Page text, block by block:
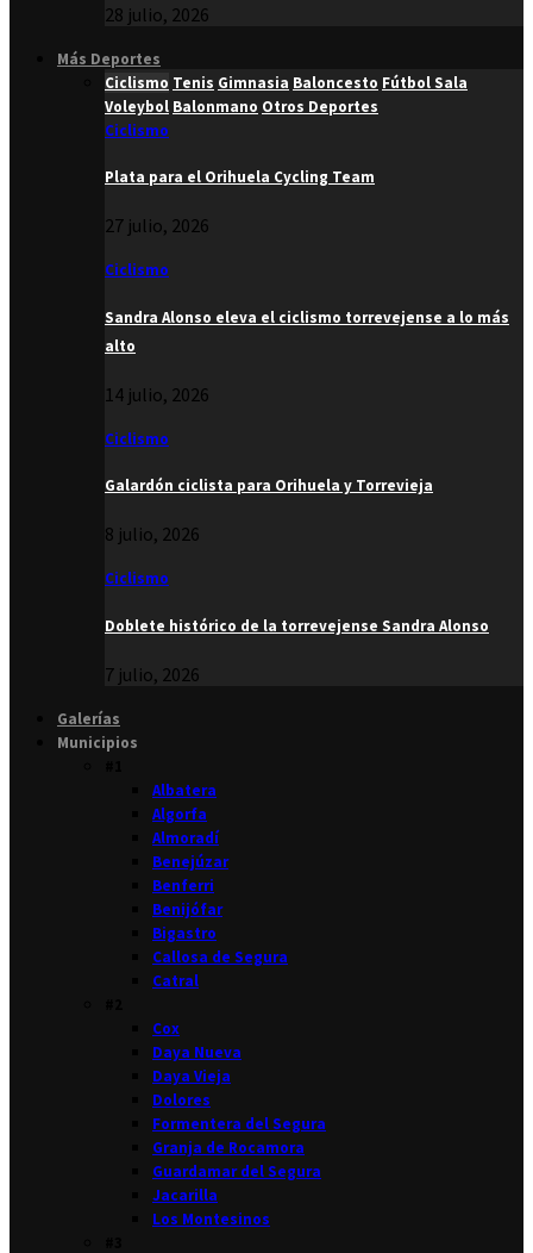
28 julio, 2026
Más Deportes
Ciclismo Tenis Gimnasia Baloncesto Fútbol Sala
Voleybol Balonmano Otros Deportes
Ciclismo
Plata para el Orihuela Cycling Team
27 julio, 2026
Ciclismo
Sandra Alonso eleva el ciclismo torrevejense a lo más
alto
14 julio, 2026
Ciclismo
Galardón ciclista para Orihuela y Torrevieja
8 julio, 2026
Ciclismo
Doblete histórico de la torrevejense Sandra Alonso
7 julio, 2026
Galerías
Municipios
Albatera
Algorfa
Almoradí
Benejúzar
Benferri
Benijófar
Bigastro
Callosa de Segura
Catral
Cox
Daya Nueva
Daya Vieja
Dolores
Formentera del Segura
Granja de Rocamora
Guardamar del Segura
Jacarilla
Los Montesinos